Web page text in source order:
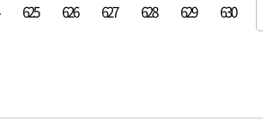
625 626 627 628 629 630